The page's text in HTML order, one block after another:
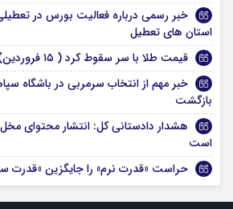
خبر رسمی درباره فعالیت بورس در
استان های تعطیل
قیمت طلا با سر سقوط کرد ( ۱۵ فروردین)
خبر مهم از انتخاب سرمربی در باشگاه
بازگشت
هشدار دادستانی کل: انتشار محتوای
است
حراست «قدرت نرم» را جایگزین «قدرت